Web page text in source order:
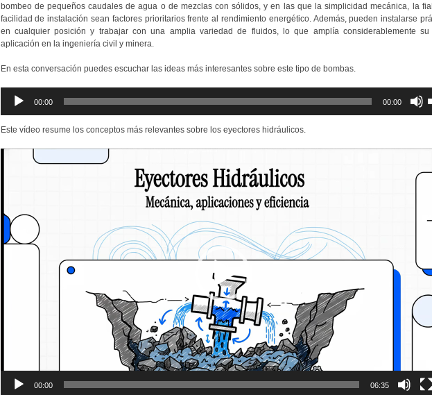
bombeo de pequeños caudales de agua o de mezclas con sólidos, y en las que la simplicidad mecánica, la
facilidad de instalación sean factores prioritarios frente al rendimiento energético. Además, pueden instalarse
en cualquier posición y trabajar con una amplia variedad de fluidos, lo que amplía considerablemente su
aplicación en la ingeniería civil y minera.
En esta conversación puedes escuchar las ideas más interesantes sobre este tipo de bombas.
audio
00:00 00:00
Este vídeo resume los conceptos más relevantes sobre los eyectores hidráulicos.
00:00 06:35